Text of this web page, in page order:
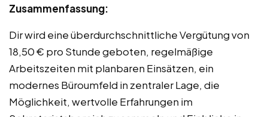
Zusammenfassung:
Dir wird eine überdurchschnittliche Vergütung von
18,50 € pro Stunde geboten, regelmäßige
Arbeitszeiten mit planbaren Einsätzen, ein
modernes Büroumfeld in zentraler Lage, die
Möglichkeit, wertvolle Erfahrungen im